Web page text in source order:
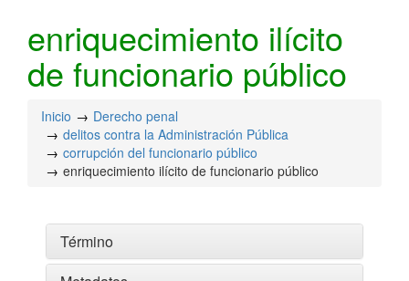
enriquecimiento ilícito
de funcionario público
Inicio
Derecho penal
delitos contra la Administración Pública
corrupción del funcionario público
enriquecimiento ilícito de funcionario público
Término